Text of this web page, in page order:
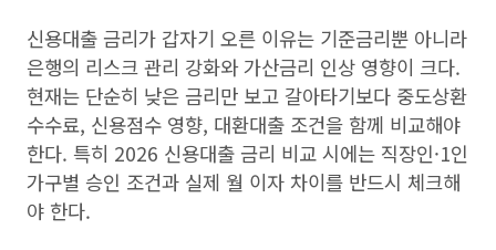
신용대출 금리가 갑자기 오른 이유는 기준금리뿐 아니라
은행의 리스크 관리 강화와 가산금리 인상 영향이 크다.
현재는 단순히 낮은 금리만 보고 갈아타기보다 중도상환
수수료, 신용점수 영향, 대환대출 조건을 함께 비교해야
한다. 특히 2026 신용대출 금리 비교 시에는 직장인·1인
가구별 승인 조건과 실제 월 이자 차이를 반드시 체크해
야 한다.